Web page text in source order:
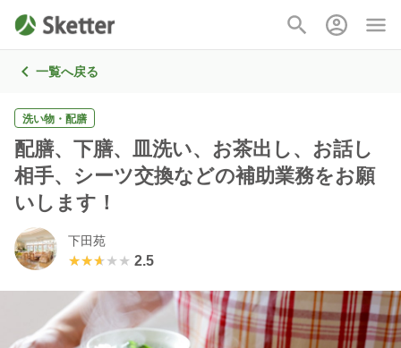
一覧へ戻る
洗い物・配膳
配膳、下膳、皿洗い、お茶出し、お話し
相手、シーツ交換などの補助業務をお願
いします！
下田苑
★★★★★
★★★★★ 2.5